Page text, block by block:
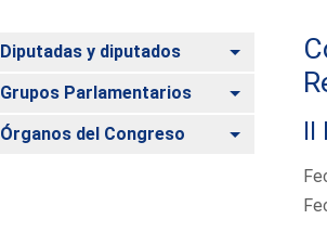
Diputadas y diputados Alternar
Grupos Parlamentarios Alternar
Órganos del Congreso Alternar II